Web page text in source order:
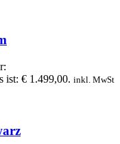
ist: € 1.499,00. inkl. MwSt